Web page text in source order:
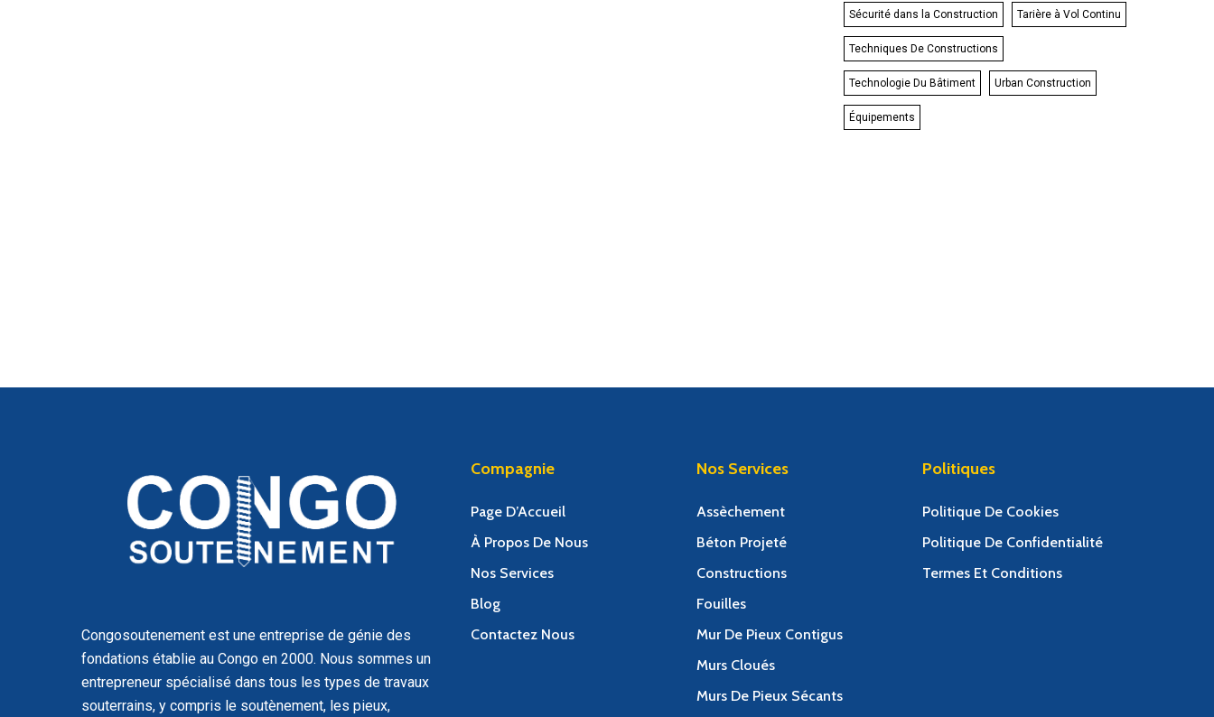
Sécurité dans la Construction Tarière à Vol Continu
Techniques De Constructions
Technologie Du Bâtiment Urban Construction
Équipements
Congosoutenement est une entreprise de génie des
fondations établie au Congo en 2000. Nous sommes un
entrepreneur spécialisé dans tous les types de travaux
souterrains, y compris le soutènement, les pieux,
Compagnie
Page D’Accueil
À Propos De Nous
Nos Services
Blog
Contactez Nous
Nos Services
Assèchement
Béton Projeté
Constructions
Fouilles
Mur De Pieux Contigus
Murs Cloués
Murs De Pieux Sécants
Politiques
Politique De Cookies
Politique De Confidentialité
Termes Et Conditions